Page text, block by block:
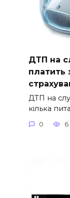
ДТП на
платить
ДТП на
кілька
0 6